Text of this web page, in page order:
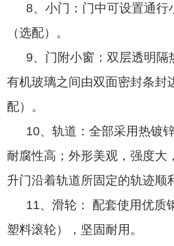
8、小门：门中可设置通行
（选配）。
9、门附小窗：双层透明隔
有机玻璃之间由双面密封条封
配）。
10、轨道：全部采用热镀
耐腐性高；外形美观，强度大
升门沿着轨道所固定的轨迹顺
11、滑轮： 配套使用优质
塑料滚轮），坚固耐用。